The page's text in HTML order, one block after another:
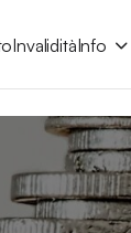
InvaliditàInfo